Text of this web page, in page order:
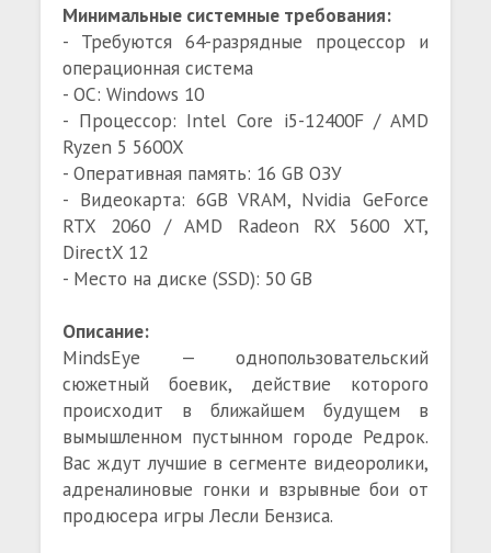
Минимальные системные требования:
- Требуются 64-разрядные процессор и
операционная система
- ОС: Windows 10
- Процессор: Intel Core i5-12400F / AMD
Ryzen 5 5600X
- Оперативная память: 16 GB ОЗУ
- Видеокарта: 6GB VRAM, Nvidia GeForce
RTX 2060 / AMD Radeon RX 5600 XT,
DirectX 12
- Место на диске (SSD): 50 GB
Описание:
MindsEye — однопользовательский
сюжетный боевик, действие которого
происходит в ближайшем будущем в
вымышленном пустынном городе Редрок.
Вас ждут лучшие в сегменте видеоролики,
адреналиновые гонки и взрывные бои от
продюсера игры Лесли Бензиса.